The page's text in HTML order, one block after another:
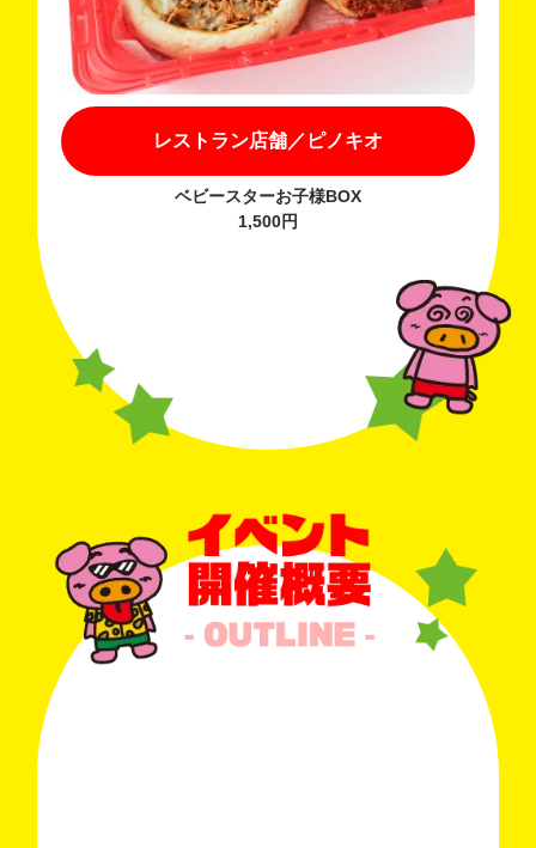
レストラン店舗／ピノキオ
ベビースターお子様BOX
1,500円